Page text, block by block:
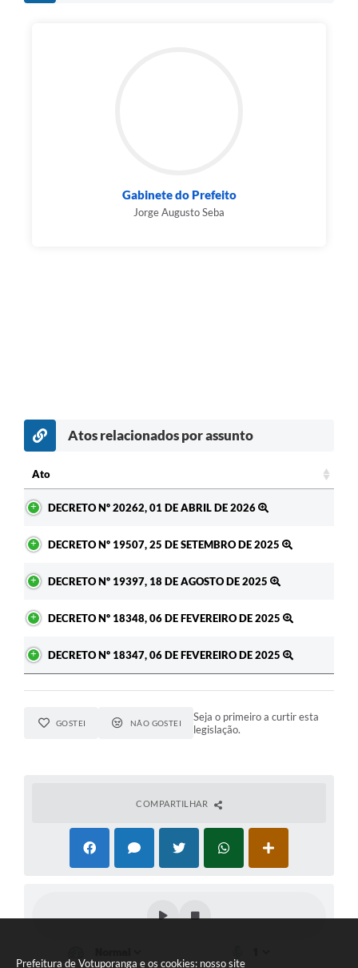
Prefeitura de Votuporanga e os cookies: nosso site
Gabinete do Prefeito
Jorge Augusto Seba
Atos relacionados por assunto
Ato
DECRETO Nº 20262, 01 DE ABRIL DE 2026
DECRETO Nº 19507, 25 DE SETEMBRO DE 2025
DECRETO Nº 19397, 18 DE AGOSTO DE 2025
DECRETO Nº 18348, 06 DE FEVEREIRO DE 2025
DECRETO Nº 18347, 06 DE FEVEREIRO DE 2025
GOSTEI NÃO GOSTEI
Seja o primeiro a curtir esta
legislação.
COMPARTILHAR